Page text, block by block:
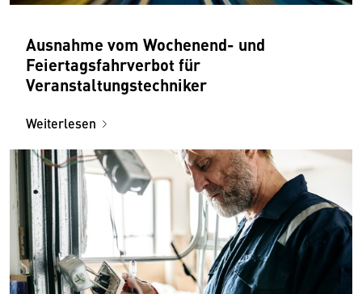
Ausnahme vom Wochenend- und
Feiertagsfahrverbot für
Veranstaltungstechniker
Weiterlesen